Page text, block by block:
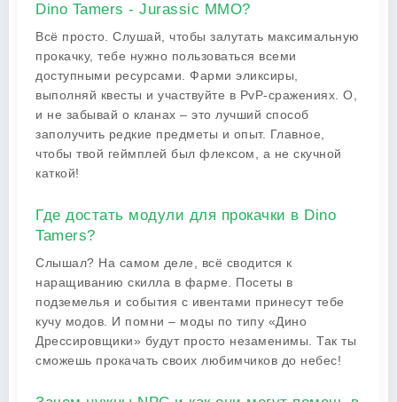
Dino Tamers - Jurassic MMO?
Всё просто. Слушай, чтобы залутать максимальную
прокачку, тебе нужно пользоваться всеми
доступными ресурсами. Фарми эликсиры,
выполняй квесты и участвуйте в PvP-сражениях. О,
и не забывай о кланах – это лучший способ
заполучить редкие предметы и опыт. Главное,
чтобы твой геймплей был флексом, а не скучной
каткой!
Где достать модули для прокачки в Dino
Tamers?
Слышал? На самом деле, всё сводится к
наращиванию скилла в фарме. Посеты в
подземелья и события с ивентами принесут тебе
кучу модов. И помни – моды по типу «Дино
Дрессировщики» будут просто незаменимы. Так ты
сможешь прокачать своих любимчиков до небес!